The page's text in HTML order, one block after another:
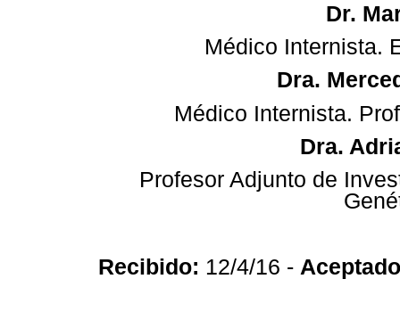
Dr.
Médico Internista.
Dra.
Médico Internista.
Dra.
Profesor Adjunto de
Recibido: 12/4/16 -